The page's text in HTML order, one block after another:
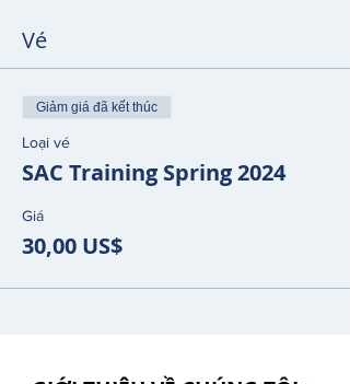
Vé
Giảm giá đã kết thúc
Loại vé
SAC Training Spring 2024
Giá
30,00 US$